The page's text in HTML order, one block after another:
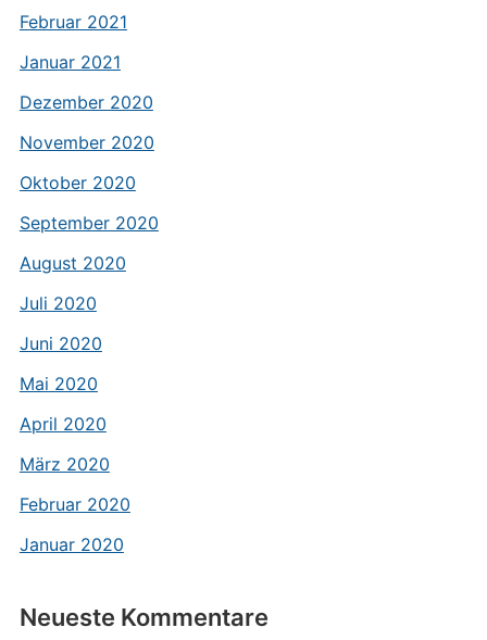
Februar 2021
Januar 2021
Dezember 2020
November 2020
Oktober 2020
September 2020
August 2020
Juli 2020
Juni 2020
Mai 2020
April 2020
März 2020
Februar 2020
Januar 2020
Neueste Kommentare